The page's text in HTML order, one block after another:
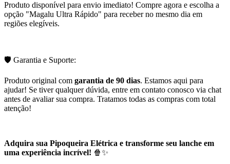
Produto disponível para envio imediato! Compre agora e escolha a
opção "Magalu Ultra Rápido" para receber no mesmo dia em
regiões elegíveis.
🛡️ Garantia e Suporte:
Produto original com garantia de 90 dias. Estamos aqui para
ajudar! Se tiver qualquer dúvida, entre em contato conosco via chat
antes de avaliar sua compra. Tratamos todas as compras com total
atenção!
Adquira sua Pipoqueira Elétrica e transforme seu lanche em
uma experiência incrível! 🍿✨